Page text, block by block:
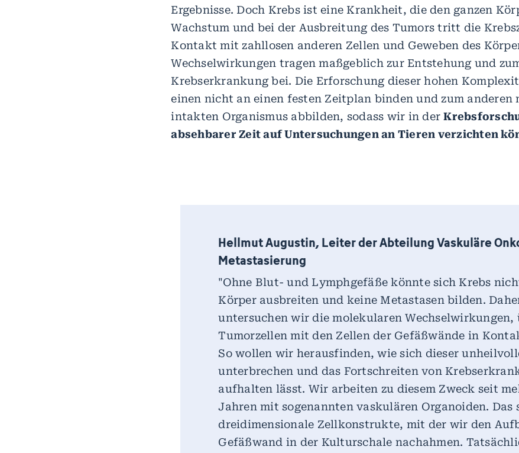
Ergebnisse. Doch Krebs ist eine Krankheit, die den ganzen
Wachstum und bei der Ausbreitung des Tumors tritt die
Kontakt mit zahllosen anderen Zellen und Geweben des
Wechselwirkungen tragen maßgeblich zur Entstehung und
Krebserkrankung bei. Die Erforschung dieser hohen
einen nicht an einen festen Zeitplan binden und zum anderen
intakten Organismus abbilden, sodass wir in der
absehbarer Zeit auf Untersuchungen an Tieren verzichten
Hellmut Augustin, Leiter der Abteilung Vaskuläre
Metastasierung
"Ohne Blut- und Lymphgefäße könnte sich Krebs
Körper ausbreiten und keine Metastasen bilden.
untersuchen wir die molekularen Wechselwirkungen,
Tumorzellen mit den Zellen der Gefäßwände in
So wollen wir herausfinden, wie sich dieser
unterbrechen und das Fortschreiten von
aufhalten lässt. Wir arbeiten zu diesem Zweck seit
Jahren mit sogenannten vaskulären Organoiden. Das
dreidimensionale Zellkonstrukte, mit der wir den
Gefäßwand in der Kulturschale nachahmen.